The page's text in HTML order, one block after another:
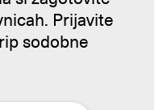
Prijavite
sodobne